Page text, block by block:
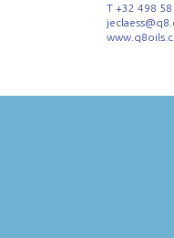
T +32 498 58